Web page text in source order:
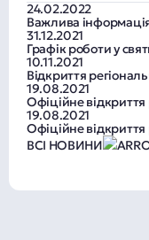
24.02.2022
Важлива
31.12.2021
Графік роботи у
10.11.2021
Відкриття
19.08.2021
Офіційне відкриття
19.08.2021
Офіційне
ВСІ НОВИНИ